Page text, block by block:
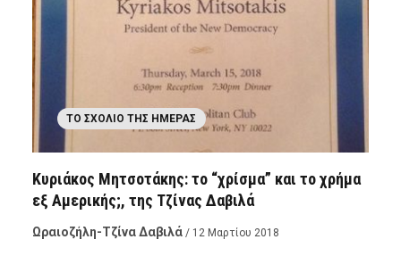
ΤΟ ΣΧΌΛΙΟ ΤΗΣ ΗΜΈΡΑΣ
Κυριάκος Μητσοτάκης: το “χρίσμα” και το χρήμα
εξ Αμερικής;, της Τζίνας Δαβιλά
Ωραιοζήλη-Τζίνα Δαβιλά / 12 Μαρτίου 2018